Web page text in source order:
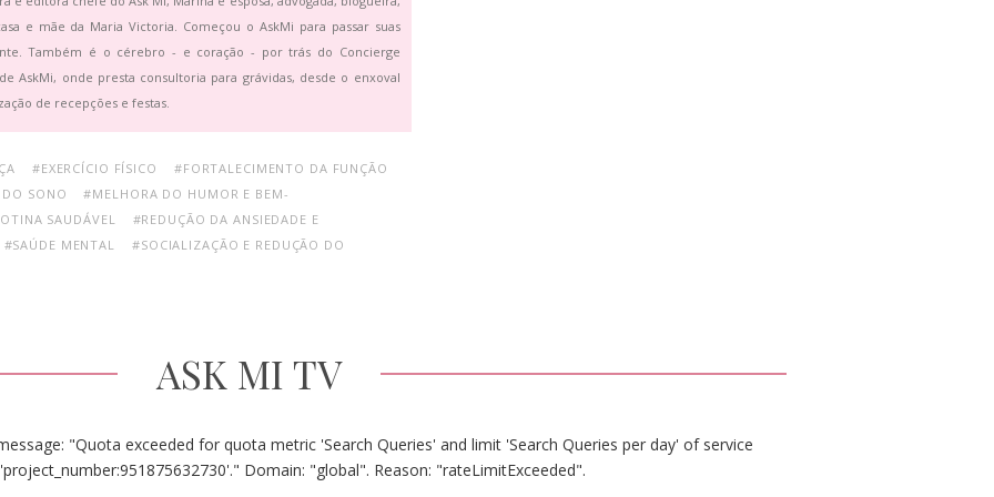
e mãe da Maria Victoria. Começou o AskMi para passar suas
Também é o cérebro - e coração - por trás do Concierge
AskMi, onde presta consultoria para grávidas, desde o enxoval
de recepções e festas.
#EXERCÍCIO FÍSICO
#FORTALECIMENTO DA FUNÇÃO
SONO
#MELHORA DO HUMOR E BEM-
SAUDÁVEL
#REDUÇÃO DA ANSIEDADE E
#SAÚDE MENTAL
#SOCIALIZAÇÃO E REDUÇÃO DO
ASK MI TV
"Quota exceeded for quota metric 'Search Queries' and limit 'Search Queries per day' of service
Domain: "global". Reason: "rateLimitExceeded".